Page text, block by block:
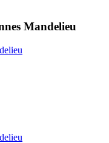
Mandelieu